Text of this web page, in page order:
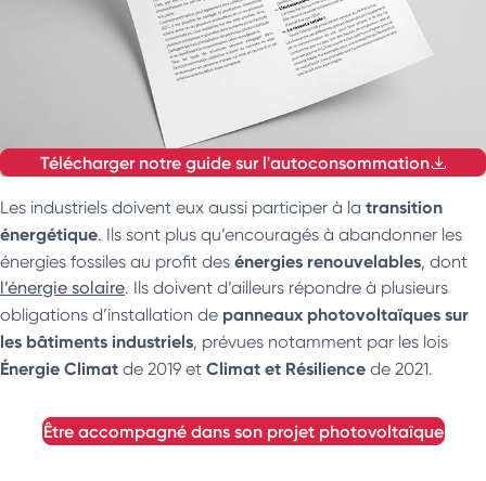
Télécharger notre guide sur l'autoconsommation
Les industriels doivent eux aussi participer à la transition
énergétique. Ils sont plus qu’encouragés à abandonner les
énergies fossiles au profit des énergies renouvelables, dont
l’énergie solaire. Ils doivent d’ailleurs répondre à plusieurs
obligations d’installation de panneaux photovoltaïques sur
les bâtiments industriels, prévues notamment par les lois
Énergie Climat de 2019 et Climat et Résilience de 2021.
être accompagné dans son projet photovoltaïque